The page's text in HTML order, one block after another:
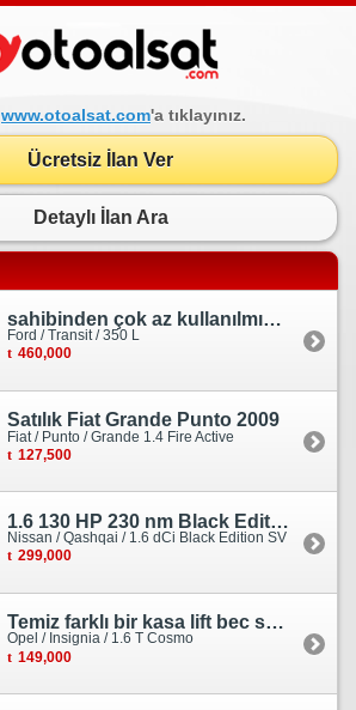
www.otoalsat.com'a tıklayınız.
Ücretsiz İlan Ver
Detaylı İlan Ara
sahibinden çok az kullanılmış orjinal ford transit
Ford / Transit / 350 L
460,000
Satılık Fiat Grande Punto 2009
Fiat / Punto / Grande 1.4 Fire Active
127,500
1.6 130 HP 230 nm Black Edition servis bakımlı
Nissan / Qashqai / 1.6 dCi Black Edition SV
299,000
Temiz farklı bir kasa lift bec sedan görünümlü heçbek
Opel / Insignia / 1.6 T Cosmo
149,000